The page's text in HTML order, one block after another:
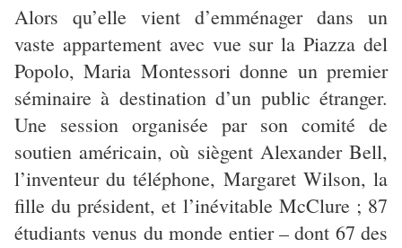
Alors qu’elle vient d’emménager dans un
vaste appartement avec vue sur la Piazza del
Popolo, Maria Montessori donne un premier
séminaire à destination d’un public étranger.
Une session organisée par son comité de
soutien américain, où siègent Alexander Bell,
l’inventeur du téléphone, Margaret Wilson, la
fille du président, et l’inévitable McClure ; 87
étudiants venus du monde entier – dont 67 des